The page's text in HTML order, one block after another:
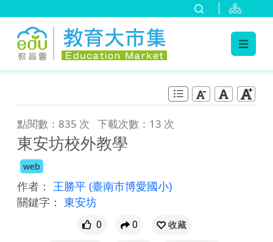
點閱數：835 次 下載次數：13 次
東安坊校外教學
web
作者： 王勝平 (臺南市博愛國小)
關鍵字： 東安坊
0 0
收藏